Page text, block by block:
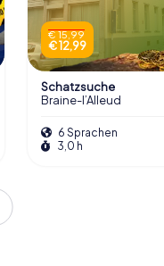
€ 15,99
€ 12,99
Schatzsuche
Braine-l’Alleud
6 Sprachen
3,0 h